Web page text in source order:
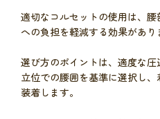
適切なコルセットの使用は、
への負担を軽減する効果があり
選び方のポイントは、適度な
立位での腰囲を基準に選択し
装着します。